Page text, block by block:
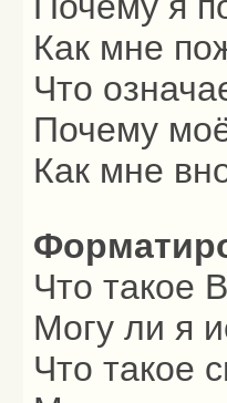
Как мне
Что
Почему
Как мне
Что такое
Могу ли я
Что такое